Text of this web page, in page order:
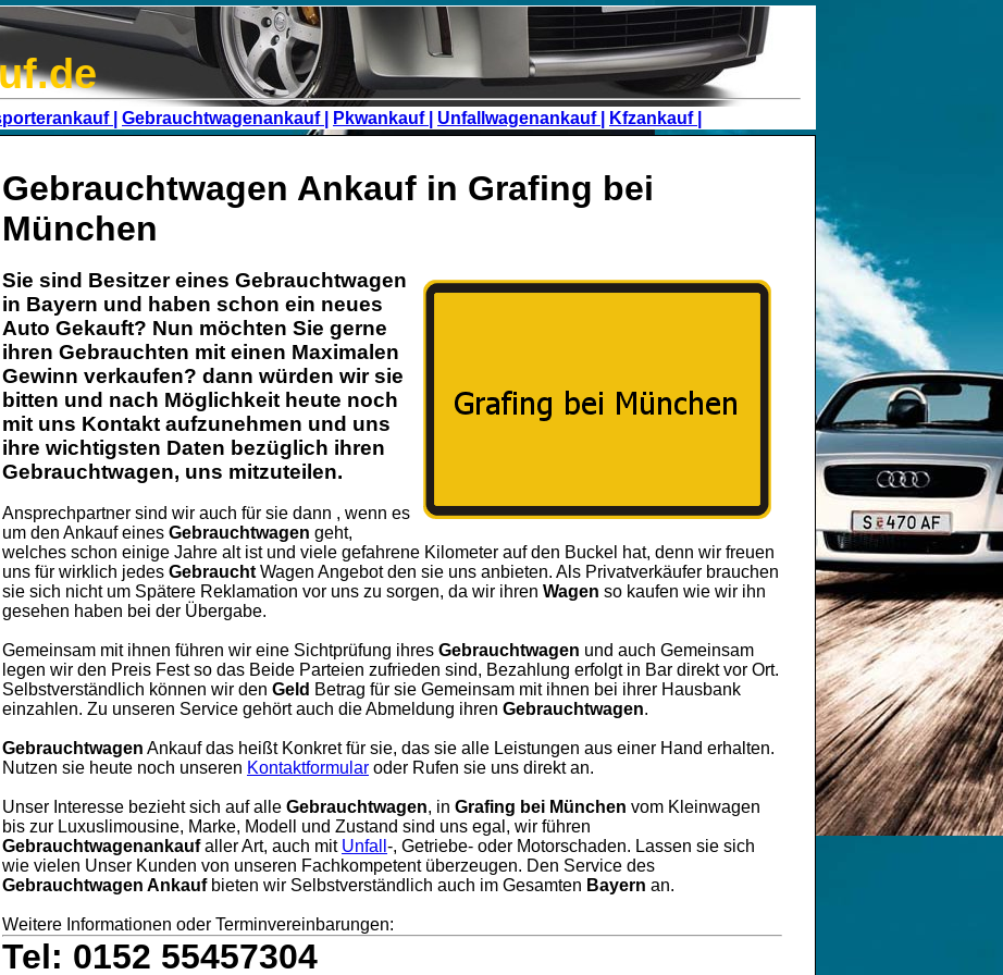
| Gebrauchtwagenankauf | Pkwankauf | Unfallwagenankauf | Kfzankauf |
Gebrauchtwagen Ankauf in Grafing bei
München
Sie sind Besitzer eines Gebrauchtwagen
in Bayern und haben schon ein neues
Auto Gekauft? Nun möchten Sie gerne
ihren Gebrauchten mit einen Maximalen
Gewinn verkaufen? dann würden wir sie
bitten und nach Möglichkeit heute noch
mit uns Kontakt aufzunehmen und uns
ihre wichtigsten Daten bezüglich ihren
Gebrauchtwagen, uns mitzuteilen.
Ansprechpartner sind wir auch für sie dann , wenn es
um den Ankauf eines Gebrauchtwagen geht,
welches schon einige Jahre alt ist und viele gefahrene Kilometer auf den Buckel hat, denn wir freuen
uns für wirklich jedes Gebraucht Wagen Angebot den sie uns anbieten. Als Privatverkäufer brauchen
sie sich nicht um Spätere Reklamation vor uns zu sorgen, da wir ihren Wagen so kaufen wie wir ihn
gesehen haben bei der Übergabe.
Gemeinsam mit ihnen führen wir eine Sichtprüfung ihres Gebrauchtwagen und auch Gemeinsam
legen wir den Preis Fest so das Beide Parteien zufrieden sind, Bezahlung erfolgt in Bar direkt vor Ort.
Selbstverständlich können wir den Geld Betrag für sie Gemeinsam mit ihnen bei ihrer Hausbank
einzahlen. Zu unseren Service gehört auch die Abmeldung ihren Gebrauchtwagen.
Gebrauchtwagen Ankauf das heißt Konkret für sie, das sie alle Leistungen aus einer Hand erhalten.
Nutzen sie heute noch unseren Kontaktformular oder Rufen sie uns direkt an.
Unser Interesse bezieht sich auf alle Gebrauchtwagen, in Grafing bei München vom Kleinwagen
bis zur Luxuslimousine, Marke, Modell und Zustand sind uns egal, wir führen
Gebrauchtwagenankaufaller Art, auch mit Unfall -, Getriebe- oder Motorschaden. Lassen sie sich
wie vielen Unser Kunden von unseren Fachkompetent überzeugen. Den Service des
Gebrauchtwagen Ankaufbieten wir Selbstverständlich auch im Gesamten Bayern an.
Weitere Informationen oder Terminvereinbarungen:
Tel: 0152 55457304